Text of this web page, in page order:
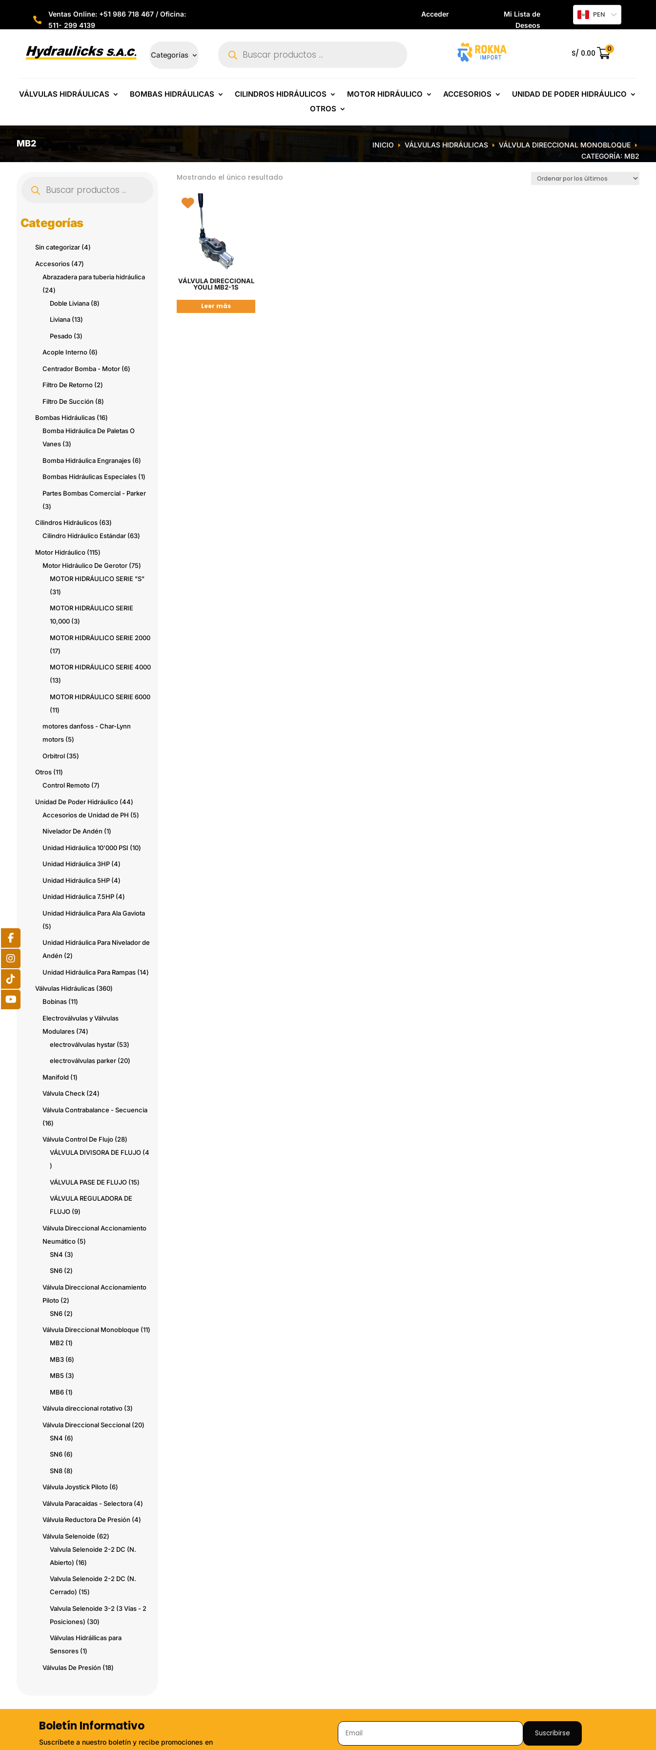

Ventas Online: +51 986 718 467 / Oficina:
511- 299 4139
Acceder
Mi Lista de
Deseos
PEN
Categorías productos S/ 0.00 0
VÁLVULAS HIDRÁULICAS BOMBAS HIDRÁULICAS CILINDROS HIDRÁULICOS MOTOR HIDRÁULICO ACCESORIOS
UNIDAD DE PODER HIDRÁULICO
OTROS
MB2 INICIO E VÁLVULAS HIDRÁULICAS E VÁLVULA DIRECCIONAL MONOBLOQUE E
CATEGORÍA: MB2
productos
Categorías
Sin categorizar 44
Accesorios 4747
productos
Abrazadera para tuberia hidráulica
2424
productos
Doble Liviana 88
Liviana 1313
productos
Pesado 33
productos
Acople Interno 66
productos
Centrador Bomba - Motor 66
Filtro De Retorno 22
productos
Filtro De Succión 88
productos
Bombas Hidráulicas 1616
productos
Bomba Hidráulica De Paletas O
Vanes 33
productos
Bomba Hidráulica Engranajes 66
productos
Bombas Hidráulicas Especiales 11
Partes Bombas Comercial - Parker
33
productos
Cilindros Hidráulicos 6363
productos
Cilindro Hidráulico Estándar 6363
Motor Hidráulico 115115
productos
Motor Hidráulico De Gerotor 7575
productos
MOTOR HIDRÁULICO SERIE "S"
3131
productos
MOTOR HIDRÁULICO SERIE
10,000 33
productos
MOTOR HIDRÁULICO SERIE 2000
1717
productos
MOTOR HIDRÁULICO SERIE 4000
1313
productos
MOTOR HIDRÁULICO SERIE 6000
1111
productos
motores danfoss - Char-Lynn
motors 55
productos
Orbitrol 3535
Otros 1111
productos
Control Remoto 77
productos
Unidad De Poder Hidráulico 4444
productos
Accesorios de Unidad de PH 55
Nivelador De Andén 11
producto
Unidad Hidráulica 10'000 PSI 1010
Unidad Hidráulica 3HP 44
productos
Unidad Hidráulica 5HP 44
productos
Unidad Hidráulica 7.5HP 44
productos
Unidad Hidráulica Para Ala Gaviota
55
productos
Unidad Hidráulica Para Nivelador de
Andén
22
productos
Unidad Hidráulica Para Rampas 1414
Válvulas Hidráulicas 360360
Bobinas 1111
productos
Electroválvulas y Válvulas
Modulares 7474
productos
electroválvulas hystar 5353
productos
electroválvulas parker 2020
Manifold 11
producto
Válvula Check 2424
productos
Válvula Contrabalance - Secuencia
1616
productos
Válvula Control De Flujo 2828
productos
VÁLVULA DIVISORA DE FLUJO 4
4
productos
VÁLVULA PASE DE FLUJO 1515
VÁLVULA REGULADORA DE
FLUJO 99
productos
Válvula Direccional Accionamiento
Neumático 55
SN4 33
productos
SN6 22
productos
Válvula Direccional Accionamiento
Piloto 22
productos
SN6 22
productos
Válvula Direccional Monobloque 1111
MB2 11
producto
MB3 66
productos
MB5 33
productos
MB6 11
producto
Válvula direccional rotativo 33
productos
Válvula Direccional Seccional 2020
SN4 66
productos
SN6 66
productos
SN8 88
productos
Válvula Joystick Piloto 66
productos
Válvula Paracaídas - Selectora 44
Válvula Reductora De Presión 44
Válvula Selenoide 6262
productos
Valvula Selenoide 2-2 DC (N.
Abierto) 1616
productos
Valvula Selenoide 2-2 DC (N.
Cerrado) 1515
productos
Valvula Selenoide 3-2 (3 Vías - 2
Posiciones) 3030
Válvulas Hidráilicas para
Sensores 11
producto
Válvulas De Presión 1818
Mostrando el único resultado
VÁLVULA DIRECCIONAL
YOULI MB2-1S
Leer más
Boletín Informativo
Suscríbete a nuestro boletín y recibe promociones en